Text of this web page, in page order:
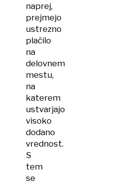
naprej,
prejmejo
ustrezno
plačilo
na
delovnem
mestu,
na
katerem
ustvarjajo
visoko
dodano
vrednost.
S
tem
se